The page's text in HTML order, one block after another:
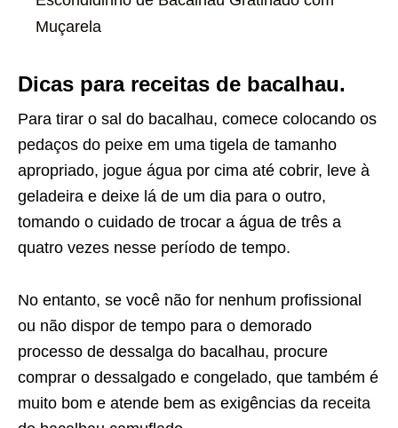
Muçarela
Dicas para receitas de bacalhau.
Para tirar o sal do bacalhau, comece colocando os
pedaços do peixe em uma tigela de tamanho
apropriado, jogue água por cima até cobrir, leve à
geladeira e deixe lá de um dia para o outro,
tomando o cuidado de trocar a água de três a
quatro vezes nesse período de tempo.
No entanto, se você não for nenhum profissional
ou não dispor de tempo para o demorado
processo de dessalga do bacalhau, procure
comprar o dessalgado e congelado, que também é
muito bom e atende bem as exigências da receita